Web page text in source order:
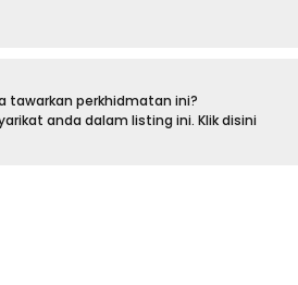
tawarkan perkhidmatan ini?
anda dalam listing ini. Klik disini